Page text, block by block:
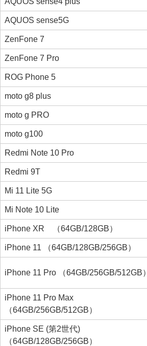
AQUOS sense5G
ZenFone 7
ZenFone 7 Pro
ROG Phone 5
moto g8 plus
moto g PRO
moto g100
Redmi Note 10 Pro
Redmi 9T
Mi 11 Lite 5G
Mi Note 10 Lite
iPhone XR （64GB/128GB）
iPhone 11 （64GB/128GB/256GB）
iPhone 11 Pro （64GB/256GB/512GB）
iPhone 11 Pro Max
（64GB/256GB/512GB）
iPhone SE (第2世代)
（64GB/128GB/256GB）